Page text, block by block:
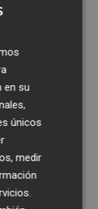
en su
únicos
medir